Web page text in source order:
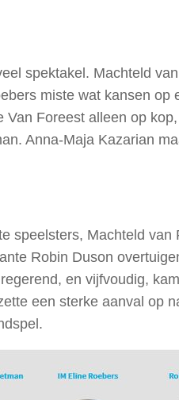
spektakel. Machteld
miste wat kansen
Foreest alleen op
Anna-Maja Kazarian
speelsters, Machteld
Robin Duson
en vijfvoudig,
een sterke aanval op